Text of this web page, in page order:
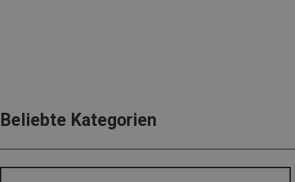
Beliebte Kategorien